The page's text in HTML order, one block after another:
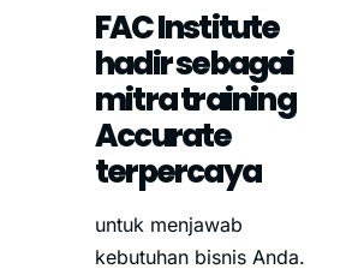
FAC Institute
hadir sebagai
mitra training
Accurate
terpercaya
untuk menjawab
kebutuhan bisnis Anda.